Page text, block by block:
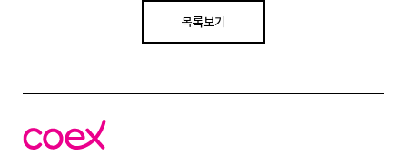
목록보기
코
엑